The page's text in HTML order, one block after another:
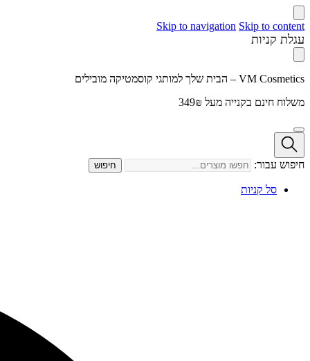
Skip to navigation Skip to content
עגלת קניות
VM Cosmetics – הבית שלך למותגי קוסמטיקה מובילים
משלוח חינם בקנייה מעל 349₪
חיפוש עבור: חיפוש
סל קניות